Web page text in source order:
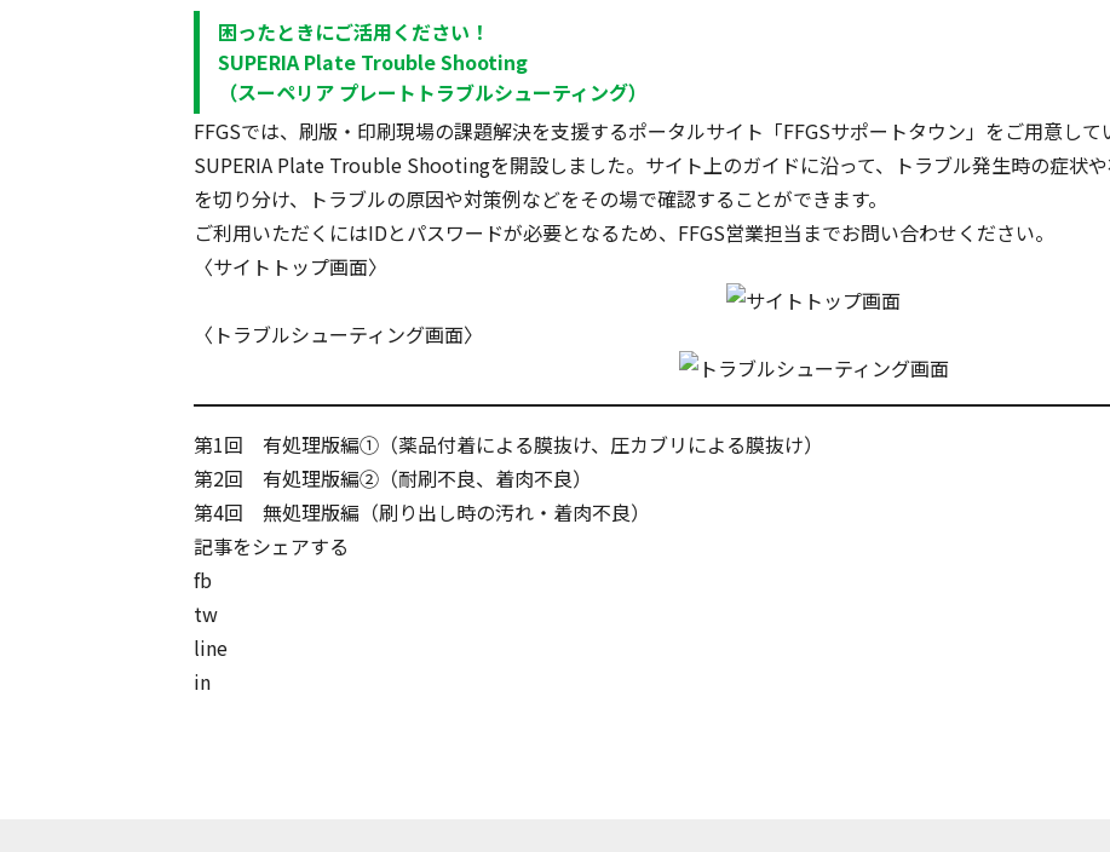
困ったときにご活用ください！
SUPERIA Plate Trouble Shooting
（スーペリア プレートトラブルシューティング）
FFGSでは、刷版・印刷現場の課題解決を支援するポータルサイト「FFGSサポートタウン」をご用意して
SUPERIA Plate Trouble Shootingを開設しました。サイト上のガイドに沿って、トラブル発生時の症状
を切り分け、トラブルの原因や対策例などをその場で確認することができます。
ご利用いただくにはIDとパスワードが必要となるため、FFGS営業担当までお問い合わせください。
〈サイトトップ画面〉
〈トラブルシューティング画面〉
第1回 有処理版編①（薬品付着による膜抜け、圧カブリによる膜抜け）
第2回 有処理版編②（耐刷不良、着肉不良）
第4回 無処理版編（刷り出し時の汚れ・着肉不良）
記事をシェアする
fb
tw
line
in